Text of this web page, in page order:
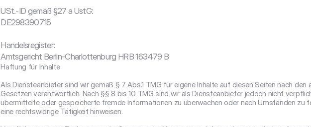
USt.-ID gemäß §27 a UstG:
DE298390715
Handelsregister:
Amtsgericht Berlin-Charlottenburg HRB 163479 B
Haftung für Inhalte
Als Diensteanbieter sind wir gemäß § 7 Abs.1 TMG für eigene Inhalte auf diesen Seiten nach den
Gesetzen verantwortlich. Nach §§ 8 bis 10 TMG sind wir als Diensteanbieter jedoch nicht
übermittelte oder gespeicherte fremde Informationen zu überwachen oder nach Umständen zu
eine rechtswidrige Tätigkeit hinweisen.